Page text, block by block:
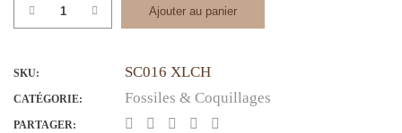
quantité
de
REQUIN
#
Ajouter au panier
SKU: SC016 XLCH
CATÉGORIE: Fossiles & Coquillages
PARTAGER: